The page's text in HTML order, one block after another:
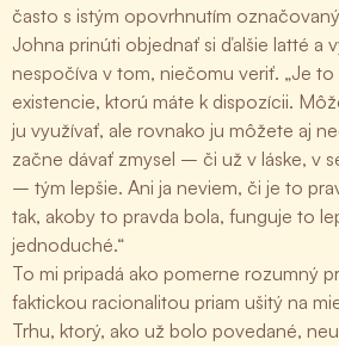
často s istým opovrhnutím
Johna prinúti objednať si ďalšie latté a
nespočíva v tom, niečomu veriť. „Je to
existencie, ktorú máte k dispozícii.
ju využívať, ale rovnako ju môžete aj
začne dávať zmysel – či už v láske, v
– tým lepšie. Ani ja neviem, či je to
tak, akoby to pravda bola, funguje to
jednoduché.“
To mi pripadá ako pomerne rozumný
faktickou racionalitou priam ušitý na
Trhu, ktorý, ako už bolo povedané,